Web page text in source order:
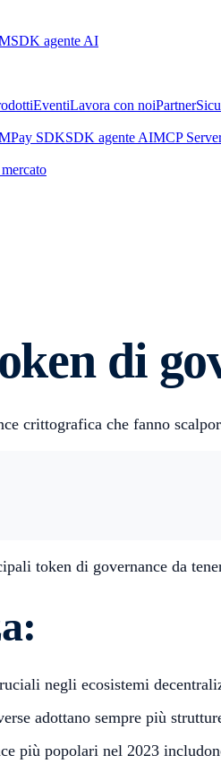
SDK agente AI
EventiLavora con noiPartner
Pay SDKSDK agente AIMCP
di
crittografica che fanno
token di governance da
negli ecosistemi
adottano sempre più
più popolari nel 2023